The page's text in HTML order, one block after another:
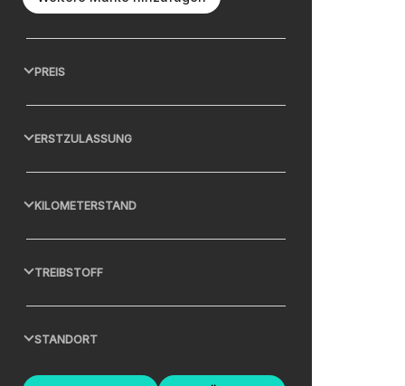
PREIS
ERSTZULASSUNG
KILOMETERSTAND
TREIBSTOFF
STANDORT